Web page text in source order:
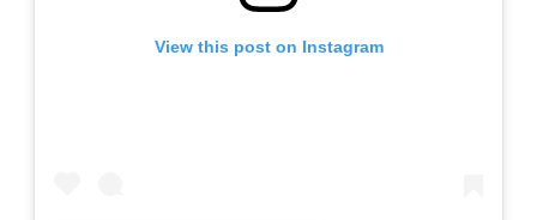
View this post on Instagram